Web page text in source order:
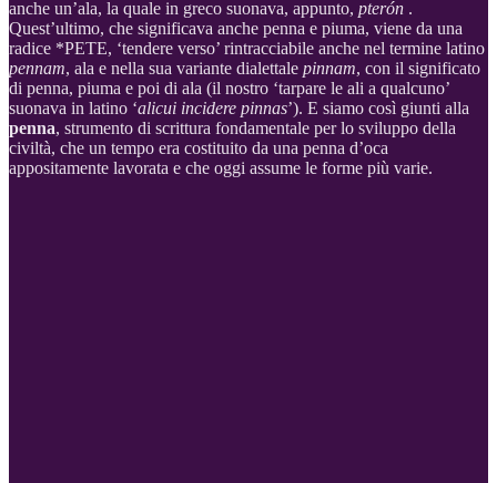
anche un’ala, la quale in greco suonava, appunto, pterón .
Quest’ultimo, che significava anche penna e piuma, viene da una
radice *PETE, ‘tendere verso’ rintracciabile anche nel termine latino
pennam, ala e nella sua variante dialettale pinnam, con il significato
di penna, piuma e poi di ala (il nostro ‘tarpare le ali a qualcuno’
suonava in latino ‘alicui incidere pinnas’). E siamo così giunti alla
penna, strumento di scrittura fondamentale per lo sviluppo della
civiltà, che un tempo era costituito da una penna d’oca
appositamente lavorata e che oggi assume le forme più varie.